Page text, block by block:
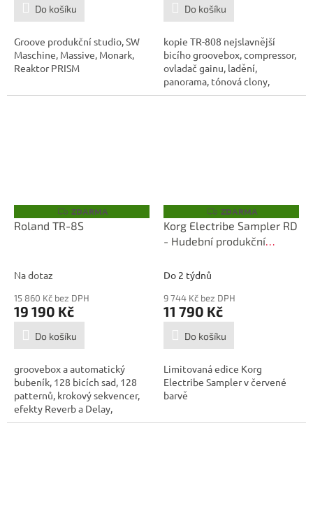
Do košíku
Groove produkční studio, SW
Maschine, Massive, Monark,
Reaktor PRISM
Do košíku
kopie TR-808 nejslavnější
bicího groovebox, compressor,
ovladač gainu, ladění,
panorama, tónová clony,
hlasitost a...
Z
D
A
ZDARMA
Roland TR-8S
Na dotaz
15 860 Kč bez DPH
19 190 Kč
Do košíku
groovebox a automatický
bubeník, 128 bicích sad, 128
patternů, krokový sekvencer,
efekty Reverb a Delay,
zálohování...
Z
D
A
R
M
ZDARMA
Korg Electribe Sampler RD
- Hudební produkční
Do 2 týdnů
9 744 Kč bez DPH
11 790 Kč
Do košíku
Limitovaná edice Korg
Electribe Sampler v červené
barvě